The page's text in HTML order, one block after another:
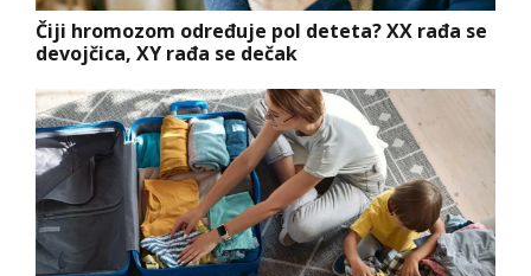
Čiji hromozom određuje pol deteta? XX rađa se
devojčica, XY rađa se dečak